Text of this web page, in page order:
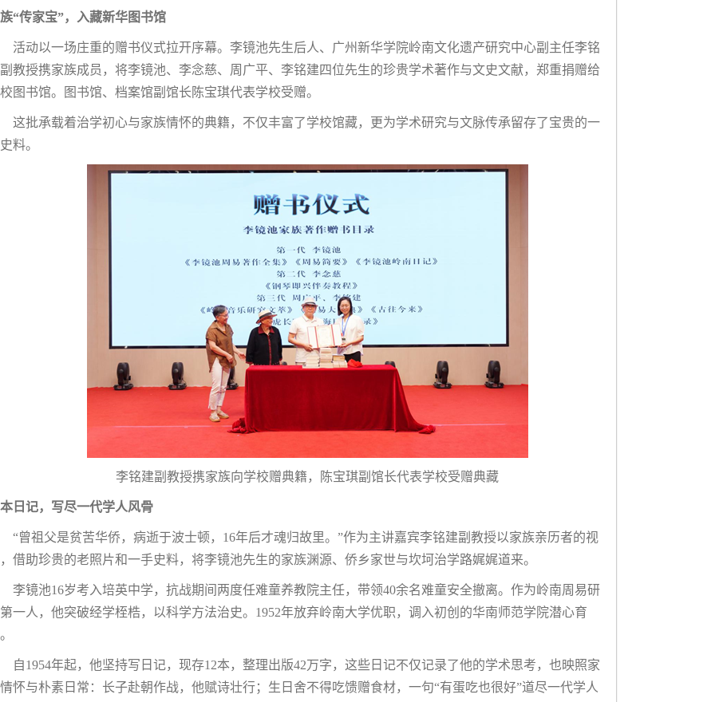
“传家宝”，入藏新华图书馆
活动以一场庄重的赠书仪式拉开序幕。李镜池先生后人、广州新华学院岭南文化遗产研究中心副主任李铭
教授携家族成员，将李镜池、李念慈、周广平、李铭建四位先生的珍贵学术著作与文史文献，郑重捐赠给
图书馆。图书馆、档案馆副馆长陈宝琪代表学校受赠。
这批承载着治学初心与家族情怀的典籍，不仅丰富了学校馆藏，更为学术研究与文脉传承留存了宝贵的一
料。
李铭建副教授携家族向学校赠典籍，陈宝琪副馆长代表学校受赠典藏
本日记，写尽一代学人风骨
“曾祖父是贫苦华侨，病逝于波士顿，16年后才魂归故里。”作为主讲嘉宾李铭建副教授以家族亲历者的视
借助珍贵的老照片和一手史料，将李镜池先生的家族渊源、侨乡家世与坎坷治学路娓娓道来。
李镜池16岁考入培英中学，抗战期间两度任难童养教院主任，带领40余名难童安全撤离。作为岭南周易研
一人，他突破经学桎梏，以科学方法治史。1952年放弃岭南大学优职，调入初创的华南师范学院潜心育
自1954年起，他坚持写日记，现存12本，整理出版42万字，这些日记不仅记录了他的学术思考，也映照家
怀与朴素日常：长子赴朝作战，他赋诗壮行；生日舍不得吃馈赠食材，一句“有蛋吃也很好”道尽一代学人